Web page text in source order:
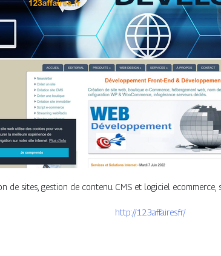
de sites, gestion de contenu CMS et logiciel
http://123affaires.fr/